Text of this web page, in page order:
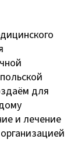
для
и лечение